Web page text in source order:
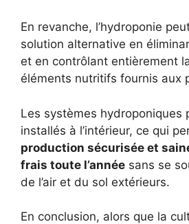
En revanche, l’hydroponie
solution alternative en
et en contrôlant entièrement
éléments nutritifs fournis aux
Les systèmes hydroponiques
installés à l’intérieur, ce qui
production sécurisée et
frais toute l’année sans se
de l’air et du sol extérieurs.
En conclusion, alors que la